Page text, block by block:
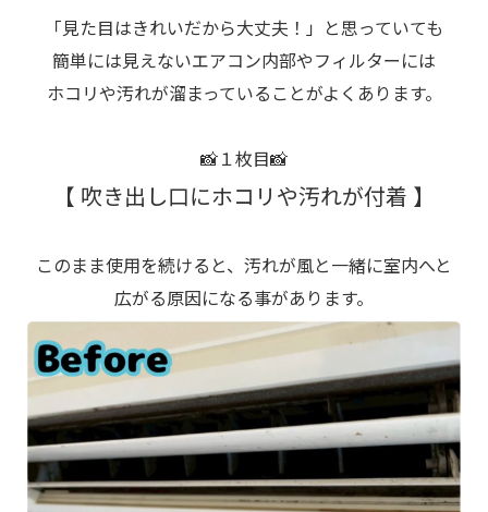
「見た目はきれいだから大丈夫！」と思っていても
簡単には見えないエアコン内部やフィルターには
ホコリや汚れが溜まっていることがよくあります。
📸１枚目📸
【 吹き出し口にホコリや汚れが付着 】
このまま使用を続けると、汚れが風と一緒に室内へと
広がる原因になる事があります。